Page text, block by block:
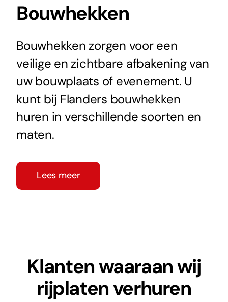
Bouwhekken
Bouwhekken zorgen voor een
veilige en zichtbare afbakening van
uw bouwplaats of evenement. U
kunt bij Flanders bouwhekken
huren in verschillende soorten en
maten.
Lees meer
Klanten waaraan wij
rijplaten verhuren